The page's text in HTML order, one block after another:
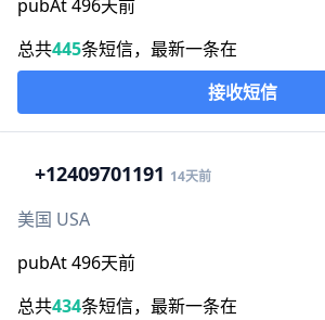
pubAt 496天前
总共445条短信，最新一条在
接收短信
+12409701191 14天前
美国 USA
pubAt 496天前
总共434条短信，最新一条在